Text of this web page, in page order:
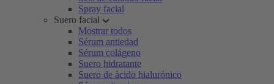
Spray facial
Suero facial
Mostrar todos
Sérum antiedad
Sérum colágeno
Suero hidratante
Suero de ácido hialurónico